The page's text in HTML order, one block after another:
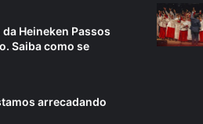
Heineken Passos
Saiba como se
arrecadando